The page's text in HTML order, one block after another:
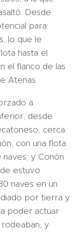
Desde
para
lo que le
hasta el
el flanco de las
Atenas.
a
desde
cerca
con una flota
y Conón
estuvo
naves en un
por tierra y
poder actuar
y